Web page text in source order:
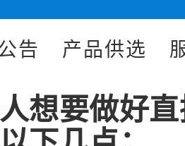
告 产品供选
想要做好直